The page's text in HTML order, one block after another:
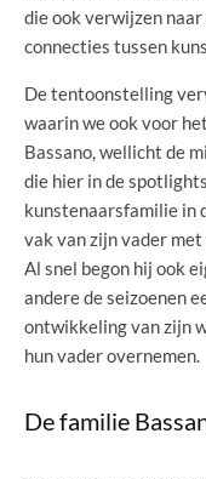
die ook verwijzen
connecties tussen
De tentoonstelling
waarin we ook voor
Bassano, wellicht de
die hier in de
kunstenaarsfamilie in
vak van zijn vader
Al snel begon hij ook
andere de seizoenen
ontwikkeling van zijn
hun vader overnemen.
De familie